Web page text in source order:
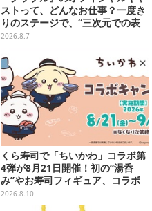
ストって、どんなお仕事？一度き
りのステージで、“三次元での表
現”に全力を懸けるキャスト陣の
2026.8.7
くら寿司で「ちいかわ」コラボ第
4弾が8月21日開催！初の“湯呑
み”やお寿司フィギュア、コラボ
メニューも
2026.8.10